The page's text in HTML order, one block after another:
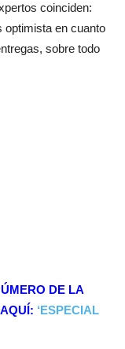
coinciden:
optimista en cuanto
sobre todo
DE LA
‘ESPECIAL